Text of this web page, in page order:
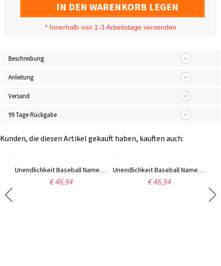
IN DEN WARENKORB LEGEN
* Innerhalb von 1-3 Arbeitstage versenden
Beschreibung
Anleitung
Versand
99 Tage Rückgabe
Kunden, die diesen Artikel gekauft haben, kauften auch:
Unendlichkeit Baseball Namenshalskette Rosa Gold
€ 46,94
Unendlichkeit Baseball Namenshalskette Gold überzogen
€ 46,94